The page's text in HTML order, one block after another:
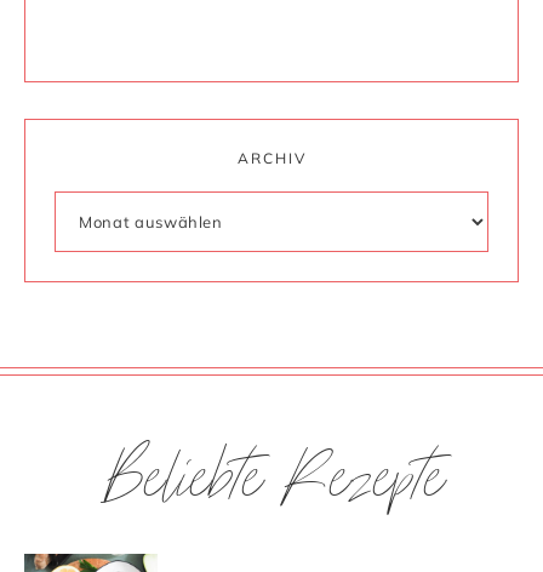
ARCHIV
Beliebte Rezepte